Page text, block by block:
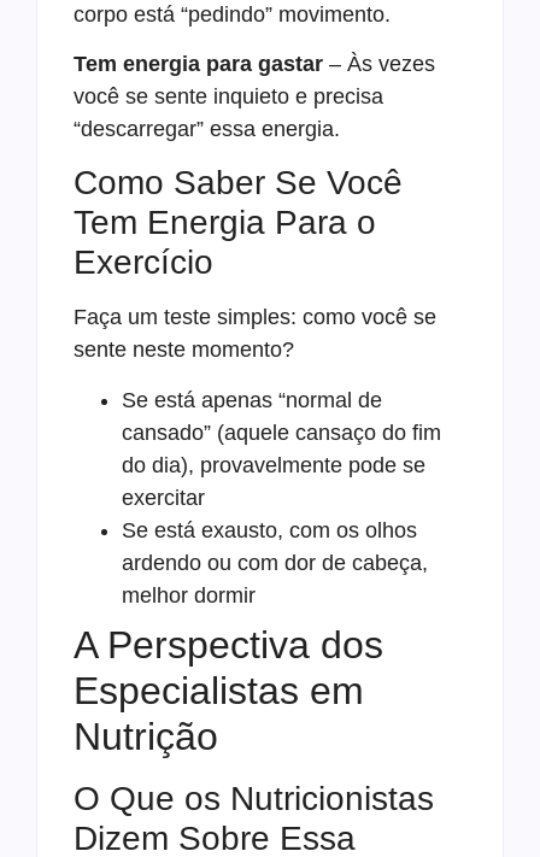
corpo está “pedindo” movimento.
Tem energia para gastar – Às vezes
você se sente inquieto e precisa
“descarregar” essa energia.
Como Saber Se Você
Tem Energia Para o
Exercício
Faça um teste simples: como você se
sente neste momento?
Se está apenas “normal de
cansado” (aquele cansaço do fim
do dia), provavelmente pode se
exercitar
Se está exausto, com os olhos
ardendo ou com dor de cabeça,
melhor dormir
A Perspectiva dos
Especialistas em
Nutrição
O Que os Nutricionistas
Dizem Sobre Essa